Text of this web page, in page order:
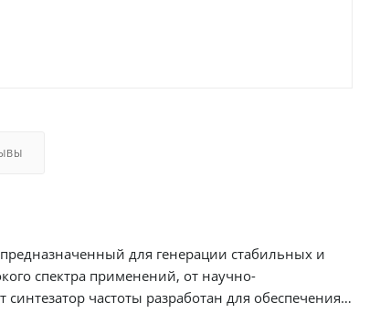
генерации стабильных и